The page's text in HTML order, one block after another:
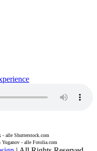
- alle Shutterstock.com
Yuganov - alle Fotolia.com